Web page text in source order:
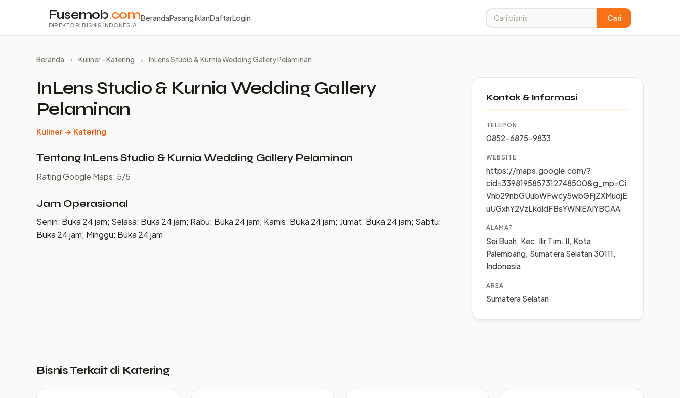
Fusemob.com
DIREKTORI BISNIS INDONESIA
BerandaPasang IklanDaftarLogin Cari
Beranda › Kuliner - Katering › InLens Studio & Kurnia Wedding Gallery Pelaminan
InLens Studio & Kurnia Wedding Gallery
Pelaminan
Kuliner → Katering
Tentang InLens Studio & Kurnia Wedding Gallery Pelaminan
Rating Google Maps: 5/5
Jam Operasional
Senin: Buka 24 jam; Selasa: Buka 24 jam; Rabu: Buka 24 jam; Kamis: Buka 24 jam; Jumat: Buka 24 jam; Sabtu:
Buka 24 jam; Minggu: Buka 24 jam
Kontak & Informasi
TELEPON
0852-6875-9833
WEBSITE
https://maps.google.com/?
cid=3398195857312748500&g_mp=Ci
Vnb29nbGUubWFwcy5wbGFjZXMudjE
uUGxhY2VzLkdldFBsYWNlEAIYBCAA
ALAMAT
Sei Buah, Kec. Ilir Tim. II, Kota
Palembang, Sumatera Selatan 30111,
Indonesia
AREA
Sumatera Selatan
Bisnis Terkait di Katering